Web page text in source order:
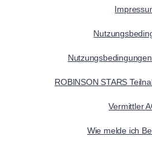
ROBINSON STARS
Vermittler
Wie melde ich